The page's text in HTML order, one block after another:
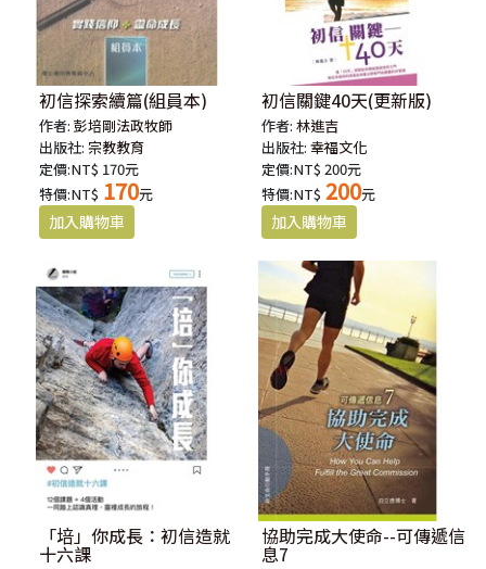
初信探索續篇(組員本)
作者:彭培剛法政牧師
出版社:宗教教育
定價:NT$ 170元
特價:NT$ 170元
初信關鍵40天(更新版)
作者:林進吉
出版社:幸福文化
定價:NT$ 200元
特價:NT$ 200元
「培」你成長：初信造就
十六課
協助完成大使命--可傳遞信
息7